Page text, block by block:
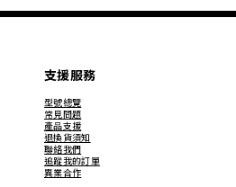
支援服務
型號總覽
常見問題
產品支援
退換貨須知
聯絡我們
追蹤我的訂單
異業合作